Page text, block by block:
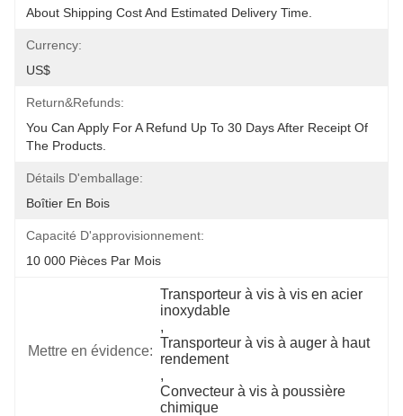
About Shipping Cost And Estimated Delivery Time.
Currency:
US$
Return&refunds:
You Can Apply For A Refund Up To 30 Days After Receipt Of
The Products.
Détails D'emballage:
Boîtier En Bois
Capacité D'approvisionnement:
10 000 Pièces Par Mois
Mettre en évidence:
Transporteur à vis à vis en acier
inoxydable
,
Transporteur à vis à auger à haut
rendement
,
Convecteur à vis à poussière
chimique